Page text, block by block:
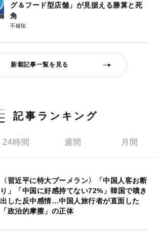
グ＆フード型店舗」が見据える勝算と死
角
不破聡
新着記事一覧を見る
記事ランキング
24時間 週間 月間
〈習近平に特大ブーメラン〉「中国人客お断
り」「中国に好感持てない72%」韓国で噴き
出した反中感情…中国人旅行者が直面した
「政治的摩擦」の正体